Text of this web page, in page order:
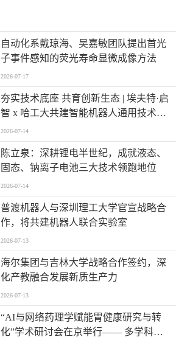
自动化系戴琼海、吴嘉敏团队提出首光
子事件感知的荧光寿命显微成像方法
2026-07-17
夯实技术底座 共育创新生态 | 埃夫特·启
智 x 哈工大共建智能机器人通用技术底
座实训实验室
2026-07-14
陈立泉：深耕锂电半世纪，成就液态、
固态、钠离子电池三大技术领跑地位
2026-07-14
普渡机器人与深圳理工大学官宣战略合
作，将共建机器人联合实验室
2026-07-13
海尔集团与吉林大学战略合作签约，深
化产教融合发展新质生产力
2026-07-13
“AI与网络药理学赋能胃健康研究与转
化”学术研讨会在京举行—— 多学科交